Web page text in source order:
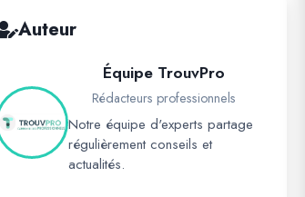
Auteur
Équipe TrouvPro
Rédacteurs professionnels
Notre équipe d'experts partage
régulièrement conseils et
actualités.